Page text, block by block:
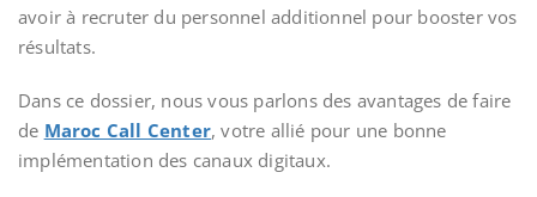
avoir à recruter du personnel additionnel pour booster vos
résultats.
Dans ce dossier, nous vous parlons des avantages de faire
de Maroc Call Center, votre allié pour une bonne
implémentation des canaux digitaux.